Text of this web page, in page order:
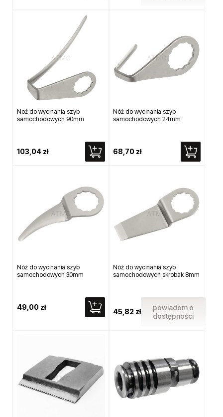
Noż do wycinania szyb
samochodowych 90mm
103,04 zł
Nóż do wycinania szyb
samochodowych 24mm
68,70 zł
Nóż do wycinania szyb
samochodowych 30mm
49,00 zł
Nóż do wycinania szyb
samochodowych skrobak 8mm
45,82 zł
powiadom o
dostępności